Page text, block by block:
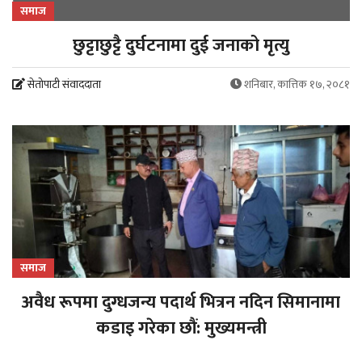
समाज
छुट्टाछुट्टै दुर्घटनामा दुई जनाको मृत्यु
सेतोपाटी संवाददाता शनिबार, कात्तिक १७, २०८१
समाज
अवैध रूपमा दुग्धजन्य पदार्थ भित्रन नदिन सिमानामा
कडाइ गरेका छौं: मुख्यमन्त्री